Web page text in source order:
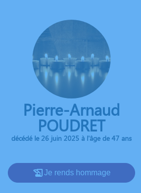
Pierre-Arnaud
POUDRET
décédé le 26 juin 2025 à l'âge de 47 ans
Je rends hommage